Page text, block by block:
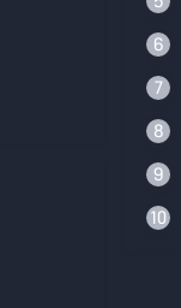
6
7
8
9
10